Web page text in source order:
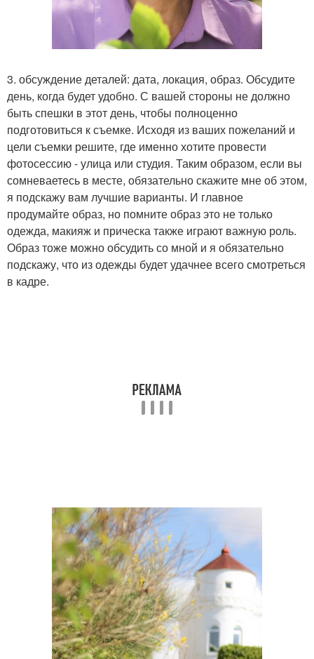
3. обсуждение деталей: дата, локация, образ. Обсудите
день, когда будет удобно. С вашей стороны не должно
быть спешки в этот день, чтобы полноценно
подготовиться к съемке. Исходя из ваших пожеланий и
цели съемки решите, где именно хотите провести
фотосессию - улица или студия. Таким образом, если вы
сомневаетесь в месте, обязательно скажите мне об этом,
я подскажу вам лучшие варианты. И главное
продумайте образ, но помните образ это не только
одежда, макияж и прическа также играют важную роль.
Образ тоже можно обсудить со мной и я обязательно
подскажу, что из одежды будет удачнее всего смотреться
в кадре.